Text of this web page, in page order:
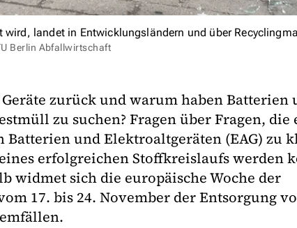
wird, landet in Entwicklungsländern und über
Berlin Abfallwirtschaft
zurück und warum haben Batterien
zu suchen? Fragen über Fragen, die
Batterien und Elektroaltgeräten (EAG) zu
erfolgreichen Stoffkreislaufs werden
widmet sich die europäische Woche der
17. bis 24. November der Entsorgung